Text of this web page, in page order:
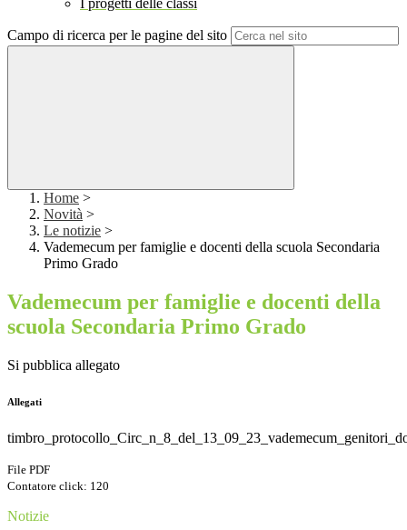
I progetti delle classi
Campo di ricerca per le pagine del sito
Home >
Novità >
Le notizie >
Vademecum per famiglie e docenti della scuola Secondaria
Primo Grado
Vademecum per famiglie e docenti della
scuola Secondaria Primo Grado
Si pubblica allegato
Allegati
File PDF
Contatore click: 120
Notizie